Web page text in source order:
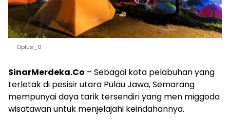
Oplus_0
SinarMerdeka.Co – Sebagai kota pelabuhan yang
terletak di pesisir utara Pulau Jawa, Semarang
mempunyai daya tarik tersendiri yang men miggoda
wisatawan untuk menjelajahi keindahannya.